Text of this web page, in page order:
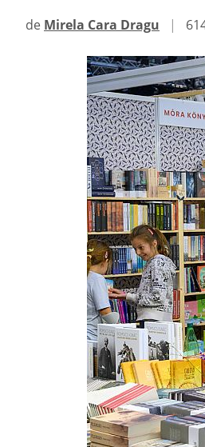
de Mirela Cara Dragu |